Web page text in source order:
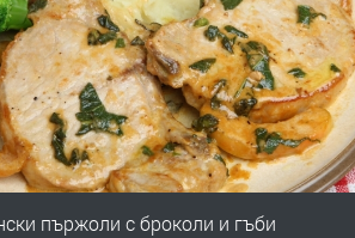
пържоли с броколи и гъби